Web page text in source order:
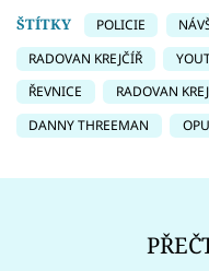
ŠTÍTKY
POLICIE
RADOVAN KREJČÍŘ
ŘEVNICE
RADOVAN
DANNY THREEMAN